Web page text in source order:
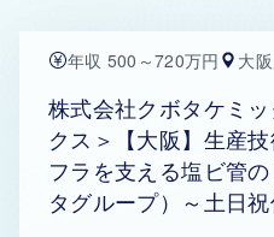
年収 500～720万円 大
株式会社クボタケミ
クス＞【大阪】生産
フラを支える塩ビ管
タグループ）～土日